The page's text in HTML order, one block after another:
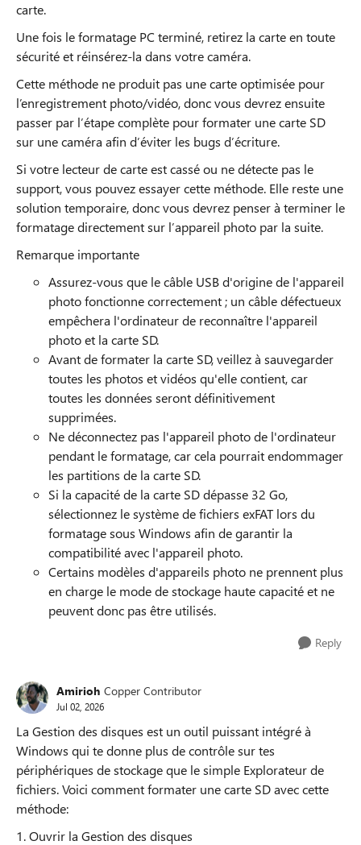
carte.
Une fois le formatage PC terminé, retirez la carte en toute
sécurité et réinsérez-la dans votre caméra.
Cette méthode ne produit pas une carte optimisée pour
l’enregistrement photo/vidéo, donc vous devrez ensuite
passer par l’étape complète pour formater une carte SD
sur une caméra afin d’éviter les bugs d’écriture.
Si votre lecteur de carte est cassé ou ne détecte pas le
support, vous pouvez essayer cette méthode. Elle reste une
solution temporaire, donc vous devrez penser à terminer le
formatage directement sur l’appareil photo par la suite.
Remarque importante
Assurez-vous que le câble USB d'origine de l'appareil
photo fonctionne correctement ; un câble défectueux
empêchera l'ordinateur de reconnaître l'appareil
photo et la carte SD.
Avant de formater la carte SD, veillez à sauvegarder
toutes les photos et vidéos qu'elle contient, car
toutes les données seront définitivement
supprimées.
Ne déconnectez pas l'appareil photo de l'ordinateur
pendant le formatage, car cela pourrait endommager
les partitions de la carte SD.
Si la capacité de la carte SD dépasse 32 Go,
sélectionnez le système de fichiers exFAT lors du
formatage sous Windows afin de garantir la
compatibilité avec l'appareil photo.
Certains modèles d'appareils photo ne prennent plus
en charge le mode de stockage haute capacité et ne
peuvent donc pas être utilisés.
Reply
Amirioh Copper Contributor
Jul 02, 2026
La Gestion des disques est un outil puissant intégré à
Windows qui te donne plus de contrôle sur tes
périphériques de stockage que le simple Explorateur de
fichiers. Voici comment formater une carte SD avec cette
méthode:
1. Ouvrir la Gestion des disques